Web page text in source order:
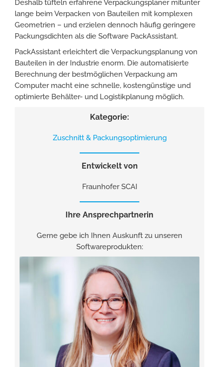
Deshalb tüfteln erfahrene Verpackungsplaner mitunter
lange beim Verpacken von Bauteilen mit komplexen
Geometrien – und erzielen dennoch häufig geringere
Packungsdichten als die Software PackAssistant.
PackAssistant erleichtert die Verpackungsplanung von
Bauteilen in der Industrie enorm. Die automatisierte
Berechnung der bestmöglichen Verpackung am
Computer macht eine schnelle, kostengünstige und
optimierte Behälter- und Logistikplanung möglich.
Kategorie:
Zuschnitt & Packungsoptimierung
Entwickelt von
Fraunhofer SCAI
Ihre Ansprechpartnerin
Gerne gebe ich Ihnen Auskunft zu unseren
Softwareprodukten: